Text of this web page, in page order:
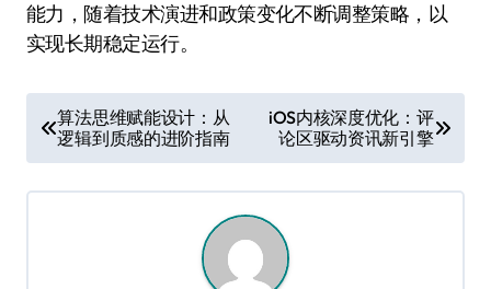
能力，随着技术演进和政策变化不断调整策略，以
实现长期稳定运行。
章
导
算法思维赋能设计：从
逻辑到质感的进阶指南
iOS内核深度优化：评
论区驱动资讯新引擎